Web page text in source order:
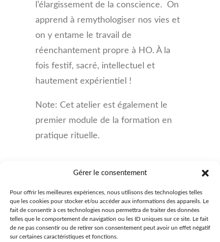
Gérer le consentement
Pour offrir les meilleures expériences, nous utilisons des technologies telles
que les cookies pour stocker et/ou accéder aux informations des appareils. Le
fait de consentir à ces technologies nous permettra de traiter des données
telles que le comportement de navigation ou les ID uniques sur ce site. Le fait
de ne pas consentir ou de retirer son consentement peut avoir un effet négatif
sur certaines caractéristiques et fonctions.
l’élargissement de la conscience. On
apprend à remythologiser nos vies et
on y entame le travail de
réenchantement propre à HO. À la
fois festif, sacré, intellectuel et
hautement expérientiel !
Note: Cet atelier est également le
premier module de la formation en
pratique rituelle.
TOUS LES ATELIERS